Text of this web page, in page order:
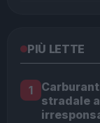
PIÙ LETTE
1
stradale